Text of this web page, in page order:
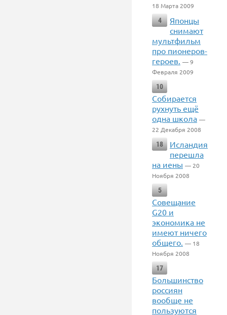
18 Марта 2009
4
Японцы
снимают
мультфильм
про пионеров-
героев. — 9
Февраля 2009
10
Собирается
рухнуть ещё
одна школа —
22 Декабря 2008
18
Исландия
перешла
на иены — 20
Ноября 2008
5
Совещание
G20 и
экономика не
имеют ничего
общего. — 18
Ноября 2008
17
Большинство
россиян
вообще не
пользуются